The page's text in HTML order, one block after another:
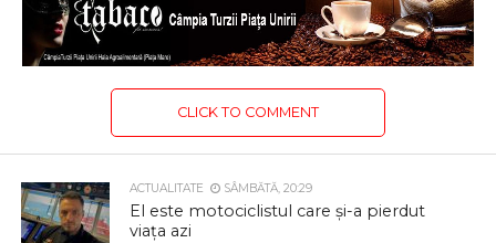
CLICK TO COMMENT
ACTUALITATE SÂMBĂTĂ, 20:29
El este motociclistul care și-a pierdut
viața azi